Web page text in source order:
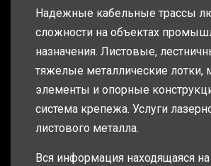
Надежные кабельные трассы
сложности на объектах
назначения. Листовые,
тяжелые металлические лотки,
элементы и опорные
система крепежа. Услуги
листового металла.
Вся информация находящаяся